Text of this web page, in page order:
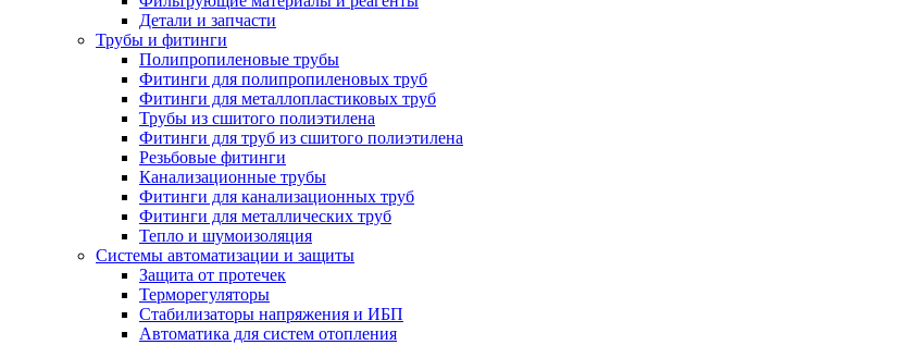
Детали и запчасти
Трубы и фитинги
Полипропиленовые трубы
Фитинги для полипропиленовых труб
Фитинги для металлопластиковых труб
Трубы из сшитого полиэтилена
Фитинги для труб из сшитого полиэтилена
Резьбовые фитинги
Канализационные трубы
Фитинги для канализационных труб
Фитинги для металлических труб
Тепло и шумоизоляция
Системы автоматизации и защиты
Защита от протечек
Терморегуляторы
Стабилизаторы напряжения и ИБП
Автоматика для систем отопления